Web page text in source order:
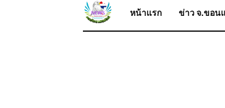
หน้าแรก ข่าว จ.ขอน